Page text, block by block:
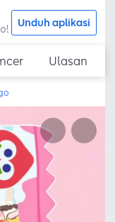
Unduh aplikasi
Ulasan